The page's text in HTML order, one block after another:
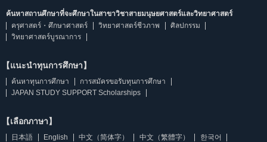
ค้นหาสถานศึกษาที่จะศึกษาในสาขาวิชาสายมนุษยศาสตร์และวิทยาศาสตร์
ครุศาสตร์・ศึกษาศาสตร์
วิทยาศาสตร์ชีวภาพ
ศิลปกรรม
วิทยาศาสตร์บูรณาการ
【แนะนำทุนการศึกษา】
ค้นหาทุนการศึกษา
การสมัครขอรับทุนการศึกษา
JAPAN STUDY SUPPORT Scholarships
【เลือกภาษา】
日本語 English 中文（简体字） 中文（繁體字）
한국어